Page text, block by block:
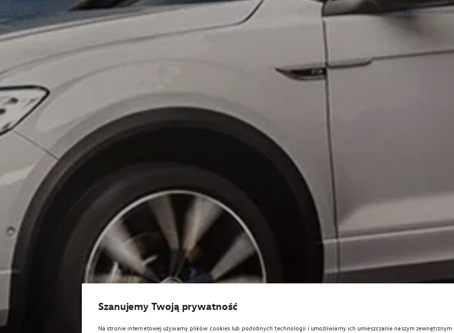
Szanujemy Twoją prywatność
Na stronie internetowej używamy plików cookies lub podobnych technologii i umożliwiamy ich umieszczanie naszym